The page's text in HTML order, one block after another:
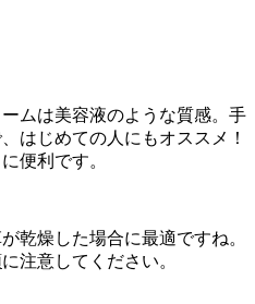
ムは美容液のような質感。手
はじめての人にもオススメ！
便利です。
乾燥した場合に最適ですね。
に注意してください。